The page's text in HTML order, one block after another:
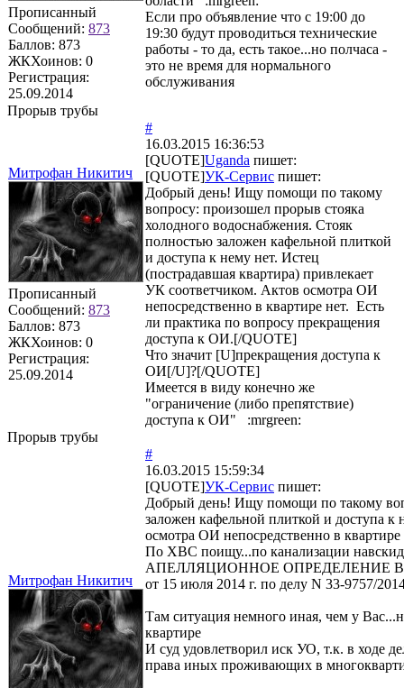
Прописанный
Сообщений: 873
Баллов: 873
ЖКХоинов: 0
Регистрация:
25.09.2014
Если про объявление что с 19:00 до
19:30 будут проводиться технические
работы - то да, есть такое...но полчаса -
это не время для нормального
обслуживания
Прорыв трубы
Митрофан Никитич
Прописанный
Сообщений: 873
Баллов: 873
ЖКХоинов: 0
Регистрация:
25.09.2014
#
16.03.2015 16:36:53
[QUOTE]Uganda пишет:
[QUOTE]УК-Сервис пишет:
Добрый день! Ищу помощи по такому
вопросу: произошел прорыв стояка
холодного водоснабжения. Стояк
полностью заложен кафельной плиткой
и доступа к нему нет. Истец
(пострадавшая квартира) привлекает
УК соответчиком. Актов осмотра ОИ
непосредственно в квартире нет. Есть
ли практика по вопросу прекращения
доступа к ОИ.[/QUOTE]
Что значит [U]прекращения доступа к
ОИ[/U]?[/QUOTE]
Имеется в виду конечно же
"ограничение (либо препятствие)
доступа к ОИ" :mrgreen:
Прорыв трубы
Митрофан Никитич
#
16.03.2015 15:59:34
[QUOTE]УК-Сервис пишет:
Добрый день! Ищу помощи по такому
заложен кафельной плиткой и доступа
осмотра ОИ непосредственно в
По ХВС поищу...по канализации
АПЕЛЛЯЦИОННОЕ ОПРЕДЕЛЕНИЕ
от 15 июля 2014 г. по делу N 33-9757/
Там ситуация немного иная, чем у
квартире
И суд удовлетворил иск УО, т.к. в ходе
права иных проживающих в